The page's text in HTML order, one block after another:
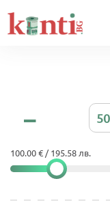
100.00 € / 195.58 лв.